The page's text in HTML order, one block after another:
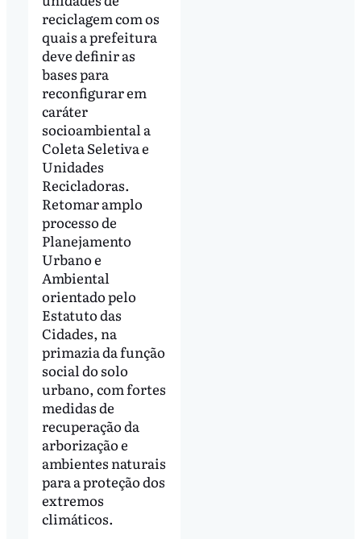
reciclagem com os
quais a prefeitura
deve definir as
bases para
reconfigurar em
caráter
socioambiental a
Coleta Seletiva e
Unidades
Recicladoras.
Retomar amplo
processo de
Planejamento
Urbano e
Ambiental
orientado pelo
Estatuto das
Cidades, na
primazia da função
social do solo
urbano, com fortes
medidas de
recuperação da
arborização e
ambientes naturais
para a proteção dos
extremos
climáticos.